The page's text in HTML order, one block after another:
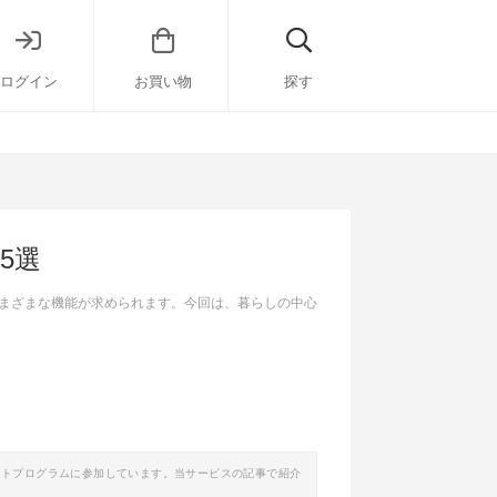
ログイン お買い物 探す
選
ざまな機能が求められます。今回は、暮らしの中心
プログラムに参加しています。当サービスの記事で紹介